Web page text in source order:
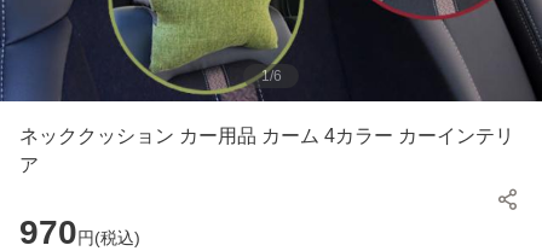
1/6
ネッククッション カー用品 カーム 4カラー カーインテリ
ア
970円(税込)